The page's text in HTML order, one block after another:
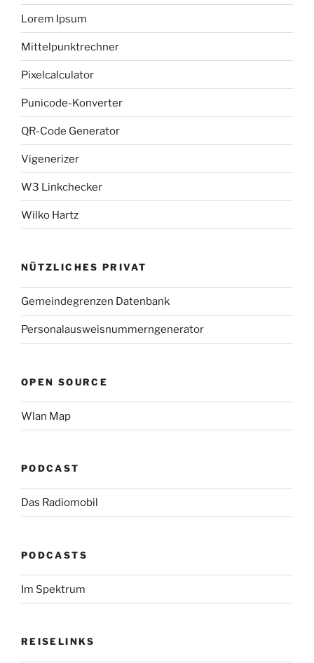
Lorem Ipsum
Mittelpunktrechner
Pixelcalculator
Punicode-Konverter
QR-Code Generator
Vigenerizer
W3 Linkchecker
Wilko Hartz
NÜTZLICHES PRIVAT
Gemeindegrenzen Datenbank
Personalausweisnummerngenerator
OPEN SOURCE
Wlan Map
PODCAST
Das Radiomobil
PODCASTS
Im Spektrum
REISELINKS